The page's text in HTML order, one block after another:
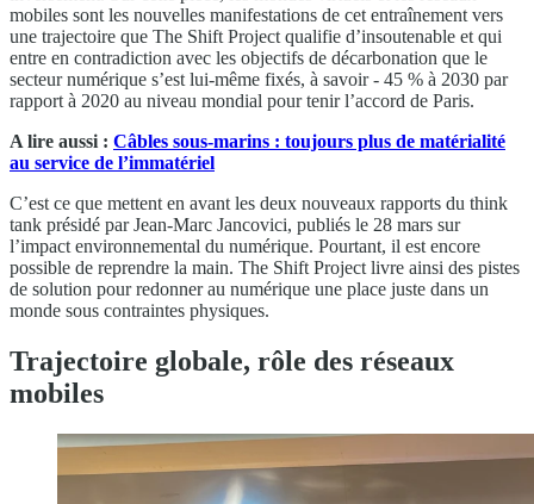
mobiles sont les nouvelles manifestations de cet entraînement vers
une trajectoire que The Shift Project qualifie d’insoutenable et qui
entre en contradiction avec les objectifs de décarbonation que le
secteur numérique s’est lui-même fixés, à savoir - 45 % à 2030 par
rapport à 2020 au niveau mondial pour tenir l’accord de Paris.
A lire aussi : Câbles sous-marins : toujours plus de matérialité
au service de l’immatériel
C’est ce que mettent en avant les deux nouveaux rapports du think
tank présidé par Jean-Marc Jancovici, publiés le 28 mars sur
l’impact environnemental du numérique. Pourtant, il est encore
possible de reprendre la main. The Shift Project livre ainsi des pistes
de solution pour redonner au numérique une place juste dans un
monde sous contraintes physiques.
Trajectoire globale, rôle des réseaux
mobiles